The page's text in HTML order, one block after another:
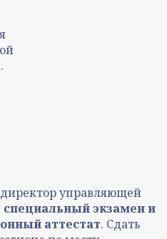
управляющей
специальный экзамен и
аттестат. Сдать